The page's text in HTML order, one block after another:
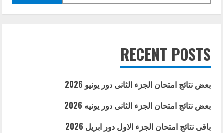
RECENT POSTS
بعض نتائج امتحان الجزء الثانى دور يونيو 2026
بعض نتائج امتحان الجزء الثانى دور يونيه 2026
باقى نتائج امتحان الجزء الاول دور ابريل 2026